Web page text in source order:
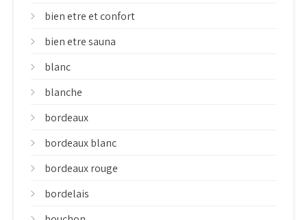
bien etre et confort
bien etre sauna
blanc
blanche
bordeaux
bordeaux blanc
bordeaux rouge
bordelais